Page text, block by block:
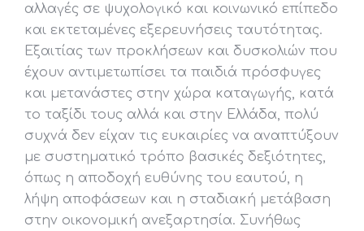
αλλαγές σε ψυχολογικό και κοινωνικό επίπεδο
και εκτεταμένες εξερευνήσεις ταυτότητας.
Εξαιτίας των προκλήσεων και δυσκολιών που
έχουν αντιμετωπίσει τα παιδιά πρόσφυγες
και μετανάστες στην χώρα καταγωγής, κατά
το ταξίδι τους αλλά και στην Ελλάδα, πολύ
συχνά δεν είχαν τις ευκαιρίες να αναπτύξουν
με συστηματικό τρόπο βασικές δεξιότητες,
όπως η αποδοχή ευθύνης του εαυτού, η
λήψη αποφάσεων και η σταδιακή μετάβαση
στην οικονομική ανεξαρτησία. Συνήθως